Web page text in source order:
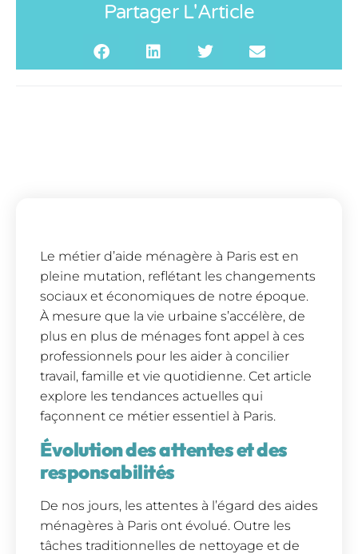
Partager L'Article
Le métier d’aide ménagère à Paris est en
pleine mutation, reflétant les changements
sociaux et économiques de notre époque.
À mesure que la vie urbaine s’accélère, de
plus en plus de ménages font appel à ces
professionnels pour les aider à concilier
travail, famille et vie quotidienne. Cet article
explore les tendances actuelles qui
façonnent ce métier essentiel à Paris.
Évolution des attentes et des
responsabilités
De nos jours, les attentes à l’égard des aides
ménagères à Paris ont évolué. Outre les
tâches traditionnelles de nettoyage et de